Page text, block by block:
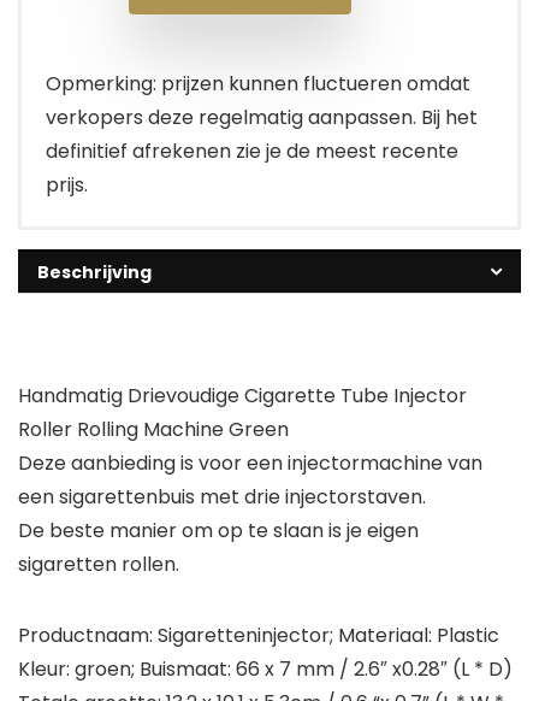
Opmerking: prijzen kunnen fluctueren omdat
verkopers deze regelmatig aanpassen. Bij het
definitief afrekenen zie je de meest recente
prijs.
Beschrijving
Handmatig Drievoudige Cigarette Tube Injector
Roller Rolling Machine Green
Deze aanbieding is voor een injectormachine van
een sigarettenbuis met drie injectorstaven.
De beste manier om op te slaan is je eigen
sigaretten rollen.
Productnaam: Sigaretteninjector; Materiaal: Plastic
Kleur: groen; Buismaat: 66 x 7 mm / 2.6″ x0.28″ (L * D)